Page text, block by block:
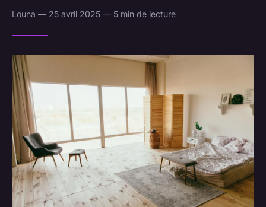
Louna — 25 avril 2025 — 5 min de lecture